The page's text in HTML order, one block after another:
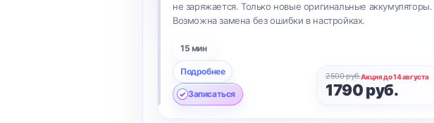
не заряжается. Только новые оригинальные аккумуляторы.
Возможна замена без ошибки в настройках.
15 мин
Подробнее
Записаться
2500 руб.Акция до 14 августа
1790 руб.